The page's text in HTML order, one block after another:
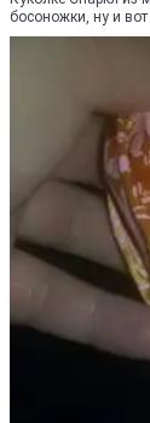
босоножки, ну и